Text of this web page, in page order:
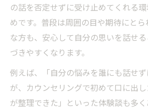
の話を否定せずに受け止めてくれる
めです。普段は周囲の目や期待にと
な方も、安心して自分の思いを話せ
づきやすくなります。
例えば、「自分の悩みを誰にも話せ
が、カウンセリングで初めて口に出
が整理できた」といった体験談も多